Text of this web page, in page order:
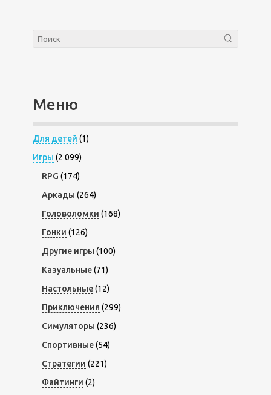
Меню
Для детей (1)
Игры (2 099)
RPG (174)
Аркады (264)
Головоломки (168)
Гонки (126)
Другие игры (100)
Казуальные(71)
Настольные(12)
Приключения (299)
Симуляторы (236)
Спортивные(54)
Стратегии (221)
Файтинги (2)